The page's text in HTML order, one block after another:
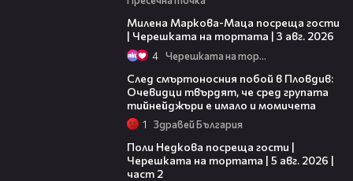
Милена Маркова-Маца посреща гости
| Черешката на тортата | 3 авг. 2026
4 Черешката на тортата
След смъртоносния побой в Пловдив:
Очевидци твърдят, че сред групата
тийнейджъри е имало и момичета
1 Здравей България
Поли Недкова посреща гости |
Черешката на тортата | 5 авг. 2026 |
част 2